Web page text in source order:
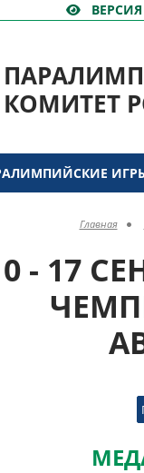
КОМИТЕТ
Главная
- 17